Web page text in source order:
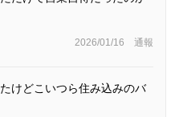
2026/01/16 通報
けどこいつら住み込みのバ